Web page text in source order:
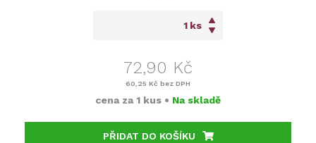
ks
72,90 Kč
60,25 Kč bez DPH
cena za 1 kus • Na skladě
PŘIDAT DO KOŠÍKU